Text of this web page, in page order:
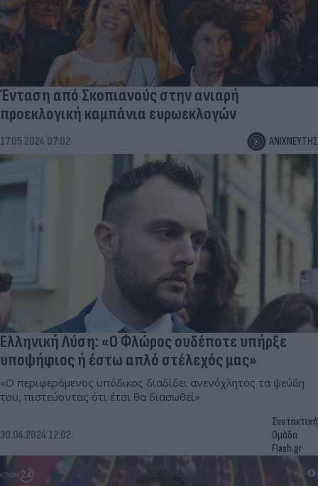
Ένταση από Σκοπιανούς στην ανιαρή
προεκλογική καμπάνια ευρωεκλογών
17.05.2024 07:02 ΑΝΙΧΝΕΥΤΗΣ
Ελληνική Λύση: «Ο Φλώρος ουδέποτε υπήρξε
υποψήφιος ή έστω απλό στέλεχός μας»
«Ο περιφερόμενος υπόδικος διαδίδει ανενόχλητος τα ψεύδη
του, πιστεύοντας ότι έτσι θα διασωθεί»
30.04.2024 12:02
Συντακτική
Ομάδα
Flash.gr